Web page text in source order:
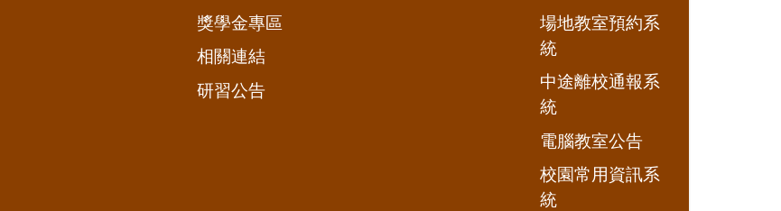
獎學金專區
相關連結
研習公告
場地教室預約系
統
中途離校通報系
統
電腦教室公告
校園常用資訊系
統